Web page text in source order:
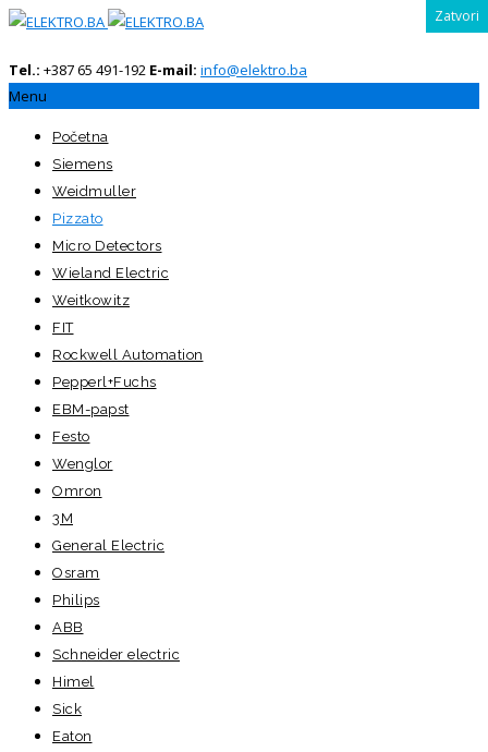
Tel.: +387 65 491-192 E-mail: info@elektro.ba
Menu
Početna
Siemens
Weidmuller
Pizzato
Micro Detectors
Wieland Electric
Weitkowitz
FIT
Rockwell Automation
Pepperl+Fuchs
EBM-papst
Festo
Wenglor
Omron
3M
General Electric
Osram
Philips
ABB
Schneider electric
Himel
Sick
Eaton
CLOSE
Zatvori